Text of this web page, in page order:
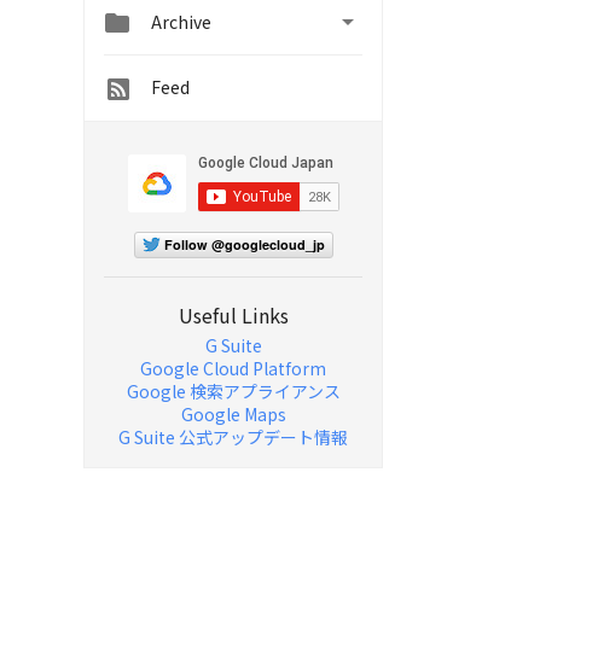
 Archive 
Feed
Follow @googlecloud_jp
Useful Links
G Suite
Google Cloud Platform
Google 検索アプライアンス
Google Maps
G Suite 公式アップデート情報